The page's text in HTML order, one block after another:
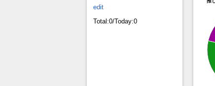
edit
Total:0/Today:0